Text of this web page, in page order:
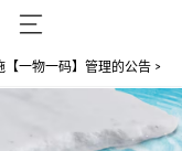
一码】管理的公告 >